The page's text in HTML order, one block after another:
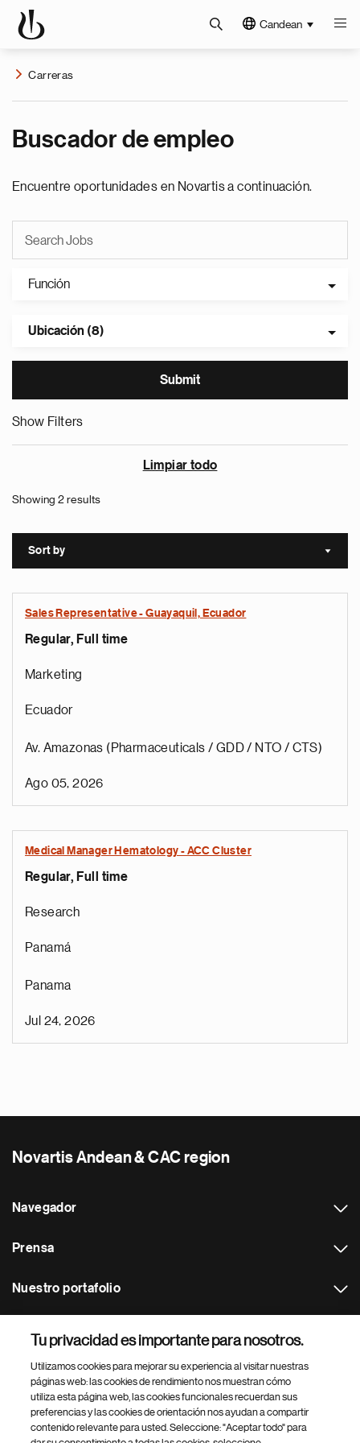
Candean
Carreras
Buscador de empleo
Encuentre oportunidades en Novartis a continuación.
Función
Ubicación (8)
Show Filters
Limpiar todo
Showing 2 results
Sort by Sort
Sales Representative - Guayaquil, Ecuador
Regular, Full time
Marketing
Ecuador
Av. Amazonas (Pharmaceuticals / GDD / NTO / CTS)
Ago 05, 2026
Medical Manager Hematology - ACC Cluster
Regular, Full time
Research
Panamá
Panama
Jul 24, 2026
Novartis Andean & CAC region
Navegador
Prensa
Nuestro portafolio
Footer Site Search
Tu privacidad es importante para nosotros.
Utilizamos cookies para mejorar su experiencia al visitar nuestras
páginas web: las cookies de rendimiento nos muestran cómo
utiliza esta página web, las cookies funcionales recuerdan sus
preferencias y las cookies de orientación nos ayudan a compartir
contenido relevante para usted. Seleccione: "Aceptar todo" para